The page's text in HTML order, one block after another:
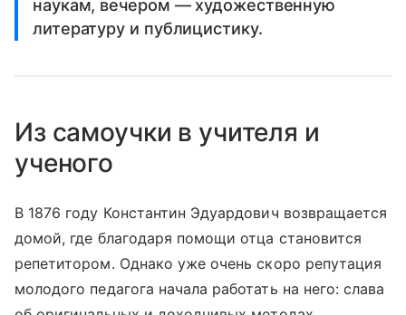
наукам, вечером — художественную
литературу и публицистику.
Из самоучки в учителя и
ученого
В 1876 году Константин Эдуардович возвращается
домой, где благодаря помощи отца становится
репетитором. Однако уже очень скоро репутация
молодого педагога начала работать на него: слава